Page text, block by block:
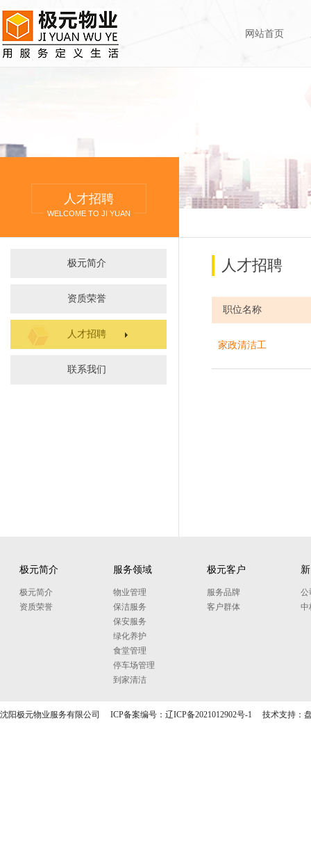
网站首页
人才招聘
WELCOME TO JI YUAN
极元简介
资质荣誉
人才招聘
联系我们
人才招聘
职位名称
家政清洁工
极元简介
极元简介
资质荣誉
服务领域
物业管理
保洁服务
保安服务
绿化养护
食堂管理
停车场管理
到家清洁
极元客户
服务品牌
客户群体
公
中
沈阳极元物业服务有限公司 ICP备案编号： 辽ICP备2021012902号-1 技术支持：